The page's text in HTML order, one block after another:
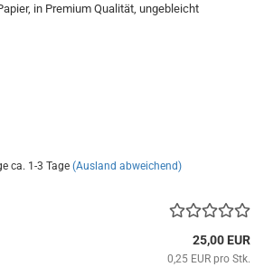
in Premium Qualität, ungebleicht
ca. 1-3 Tage (Ausland abweichend)
25,00 EUR
0,25 EUR pro Stk.